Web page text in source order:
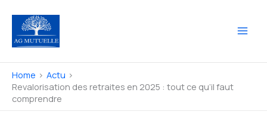
content
Home
Actu
Revalorisation des retraites en 2025 : tout ce qu’il faut
comprendre